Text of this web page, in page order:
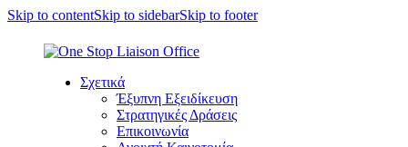
Skip to contentSkip to sidebarSkip to footer
Σχετικά
Έξυπνη Εξειδίκευση
Στρατηγικές Δράσεις
Επικοινωνία